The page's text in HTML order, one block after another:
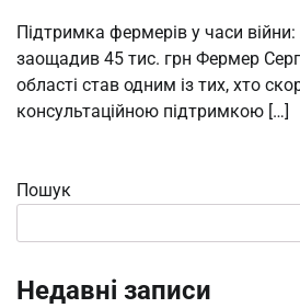
Підтримка фермерів у часи війни:
заощадив 45 тис. грн Фермер
області став одним із тих, хто
консультаційною підтримкою […]
Пошук
Недавні записи